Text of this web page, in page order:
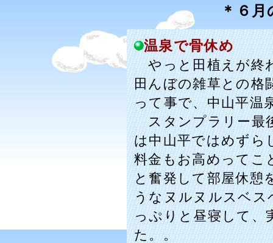
＊６
温泉で骨休め
やっと田植えが終
田んぼの雑草との格
って事で、中山平温
スタンプラリー最
は中山平ではめずら
料金もお高めってこ
と奮発して部屋休憩
うなヌルヌルスベス
っぷりと昼寝して、
た。。